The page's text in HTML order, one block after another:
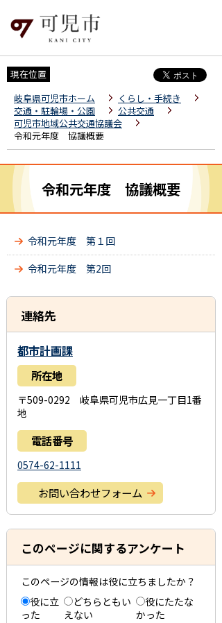
現在位置
岐阜県可児市ホーム
くらし・手続き
交通・駐輪場・公園
公共交通
可児市地域公共交通協議会
令和元年度 協議概要
令和元年度 協議概要
令和元年度 第１回
令和元年度 第2回
連絡先
都市計画課
所在地
〒509-0292 岐阜県可児市広見一丁目1番
地
電話番号
0574-62-1111
お問い合わせフォーム
このページに関するアンケート
このページの情報は役に立ちましたか？
役に立
った
どちらともい
えない
役にたたな
かった